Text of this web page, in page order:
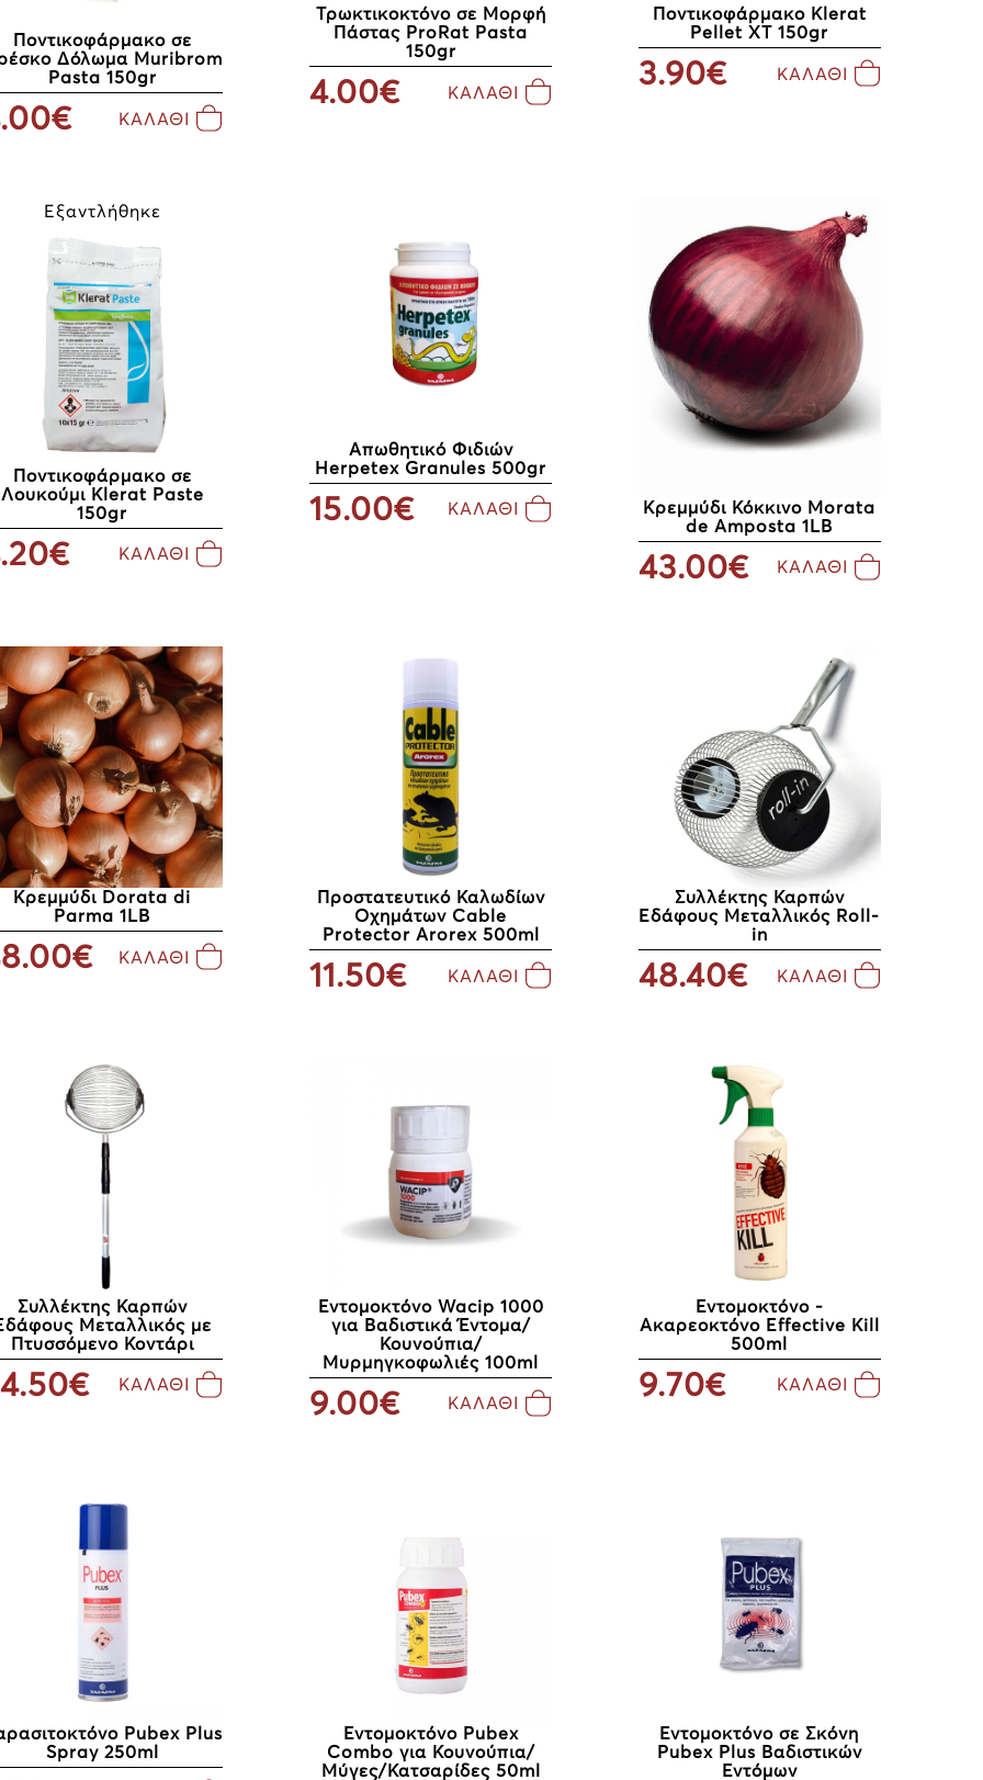
Ποντικοφάρμακο σε
Δόλωμα Muribrom
Pasta 150gr
ΚΑΛΑΘΙ
Τρωκτικοκτόνο σε Μορφή
Πάστας ProRat Pasta
150gr
4.00€ ΚΑΛΑΘΙ
Ποντικοφάρμακο Klerat
Pellet XT 150gr
3.90€ ΚΑΛΑΘΙ
Εξαντλήθηκε
Ποντικοφάρμακο σε
Λουκούμι Klerat Paste
150gr
ΚΑΛΑΘΙ
Απωθητικό Φιδιών
Herpetex Granules 500gr
15.00€ ΚΑΛΑΘΙ
Κρεμμύδι Κόκκινο Μorata
de Amposta 1LB
43.00€ ΚΑΛΑΘΙ
Κρεμμύδι Dorata di
Parma 1LB
ΚΑΛΑΘΙ
Προστατευτικό Καλωδίων
Οχημάτων Cable
Protector Arorex 500ml
11.50€ ΚΑΛΑΘΙ
Συλλέκτης Καρπών
Εδάφους Μεταλλικός Roll-
in
48.40€ ΚΑΛΑΘΙ
Συλλέκτης Καρπών
Μεταλλικός με
Πτυσσόμενο Κοντάρι
ΚΑΛΑΘΙ
Εντομοκτόνο Wacip 1000
για Βαδιστικά Έντομα/
Κουνούπια/
Μυρμηγκοφωλιές 100ml
9.00€ ΚΑΛΑΘΙ
Εντομοκτόνο -
Ακαρεοκτόνο Effective Kill
500ml
9.70€ ΚΑΛΑΘΙ
Pubex Plus
Spray 250ml
Εντομοκτόνο Pubex
Combo για Κουνούπια/
Μύγες/Κατσαρίδες 50ml
Εντομοκτόνο σε Σκόνη
Pubex Plus Βαδιστικών
Εντόμων